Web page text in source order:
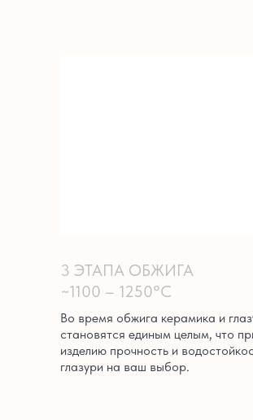
3 ЭТАПА ОБЖИГА
~1100 – 1250°C
Во время обжига керамика и
становятся единым целым, что
изделию прочность и
глазури на ваш выбор.